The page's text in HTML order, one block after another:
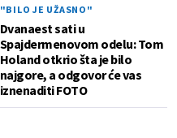
"BILO JE UŽASNO"
Dvanaest sati u
Spajdermenovom odelu: Tom
Holand otkrio šta je bilo
najgore, a odgovor će vas
iznenaditi FOTO